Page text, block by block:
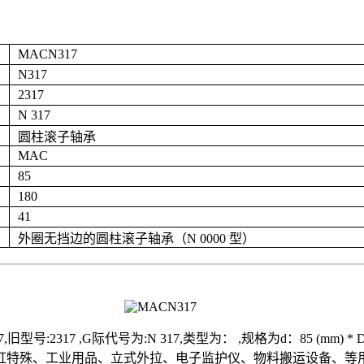
MACN317
N317
2317
N 317
圆柱滚子轴承
MAC
85
180
41
外圈无挡边的圆柱滚子轴承（N 0000 型）
型号:2317 ,G际代号为:N 317,类型为： ,规格为d：85 (mm) *
殊、工业用品、立式外拉、电子监护仪、物料搬运设备、